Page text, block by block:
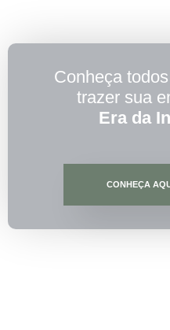
Conheça
trazer sua
Era da
CONHEÇA